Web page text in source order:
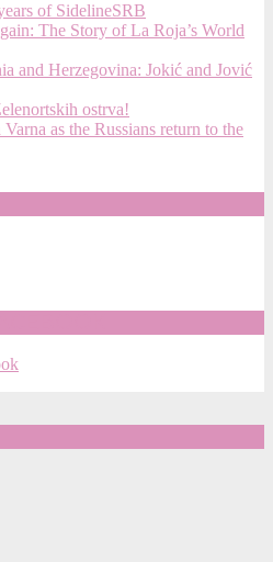
of SidelineSRB
The Story of La Roja’s World
and Herzegovina: Jokić and Jović
ostrva!
as the Russians return to the